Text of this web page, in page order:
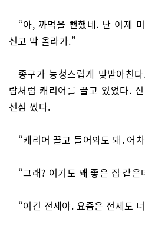
“아, 까먹을 뻔했네. 난 이제
신고 막 올라가.”
종구가 능청스럽게 맞받아친
람처럼 캐리어를 끌고 있었다.
선심 썼다.
“캐리어 끌고 들어와도 돼. 어
“그래? 여기도 꽤 좋은 집 같은
“여긴 전세야. 요즘은 전세도